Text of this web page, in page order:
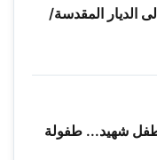
الديار المقدسة/
الفلسطيني: 19 ألف طفل شهيد... طفولة